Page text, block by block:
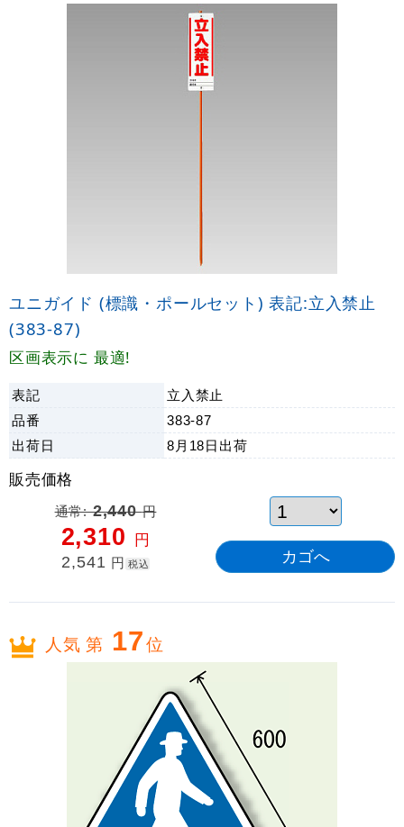
ユニガイド (標識・ポールセット) 表記:立入禁止
(383-87)
区画表示に 最適!
表記
立入禁止
品番
383-87
出荷日 8月18日 出荷
販売価格
通常:2,440円
2,310 円
2,541 円 税込
人気 第 17位